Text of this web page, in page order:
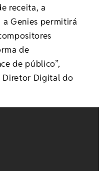
receita, a
Genies permitirá
de
de público”,
Diretor Digital do